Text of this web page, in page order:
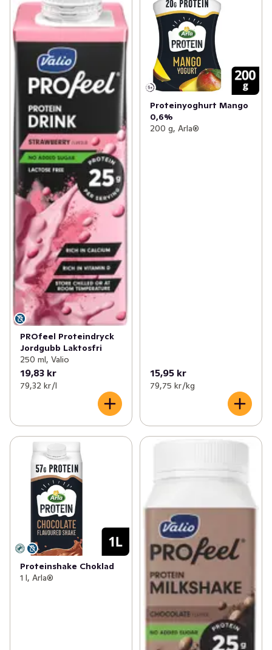
PROfeel Proteindryck
Jordgubb Laktosfri
250 ml, Valio
19,83 kr
79,32 kr /l
Proteinyoghurt Mango
0,6%
200 g, Arla®
15,95 kr
79,75 kr /kg
Proteinshake Choklad
1 l, Arla®